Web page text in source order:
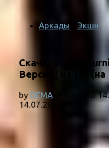
Аркады Экшн
Скачать игру
Версия] на ПК (на
by DEMA · Published
14.07.2020